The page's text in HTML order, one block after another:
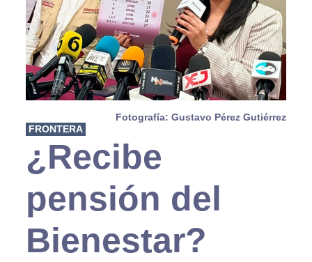
Fotografía: Gustavo Pérez Gutiérrez
FRONTERA
¿Recibe
pensión del
Bienestar?